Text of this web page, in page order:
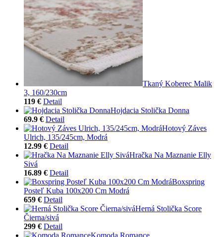
Tkaný Koberec Malik
3, 160/230cm
119 € Detail
Hojdacia Stolička Donna
69.9 € Detail
Hotový Záves
Ulrich, 135/245cm, Modrá
12.99 € Detail
Hračka Na Maznanie Elly
Sivá
16.89 € Detail
Boxspring
Posteľ Kuba 100x200 Cm Modrá
659 € Detail
Herná Stolička Score
Čierna/sivá
299 € Detail
Komoda Romance